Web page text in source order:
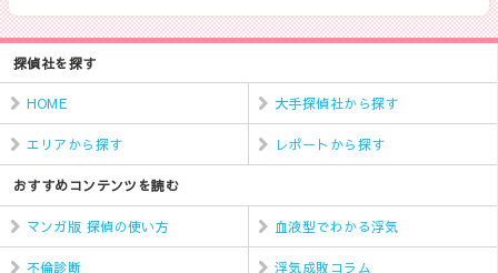
探偵社を探す
HOME 大手探偵社から探す
エリアから探す レポートから探す
おすすめコンテンツを読む
マンガ版 探偵の使い方 血液型でわかる浮気
不倫診断 浮気成敗コラム